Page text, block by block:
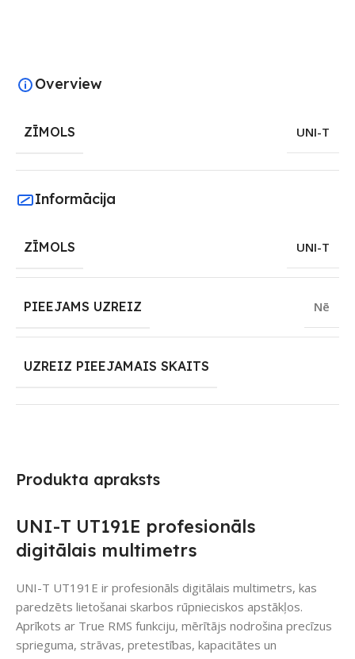
Produkta apraksts
UNI-T UT191E profesionāls
digitālais multimetrs
UNI-T UT191E ir profesionāls digitālais multimetrs, kas
paredzēts lietošanai skarbos rūpnieciskos apstākļos.
Aprīkots ar True RMS funkciju, mērītājs nodrošina precīzus
sprieguma, strāvas, pretestības, kapacitātes un
Overview
ZĪMOLS UNI-T
Informācija
ZĪMOLS UNI-T
PIEEJAMS UZREIZ Nē
UZREIZ PIEEJAMAIS SKAITS